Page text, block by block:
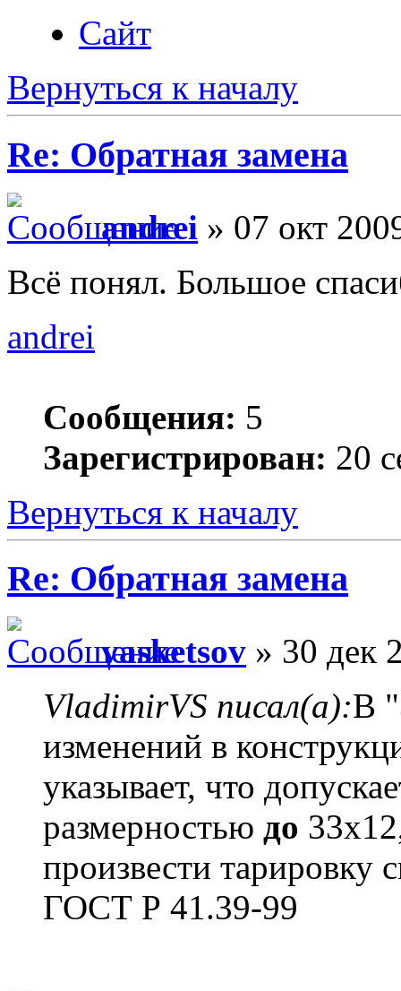
Сайт
Вернуться к началу
Re: Обратная замена
andrei » 07 окт
Всё понял. Большое
andrei
Сообщения: 5
Зарегистрирован: 20
Вернуться к началу
Re: Обратная замена
vasketsov » 30 дек
VladimirVS писал(а):В
изменений в
указывает, что
размерностью до
произвести тарировку
ГОСТ Р 41.39-99